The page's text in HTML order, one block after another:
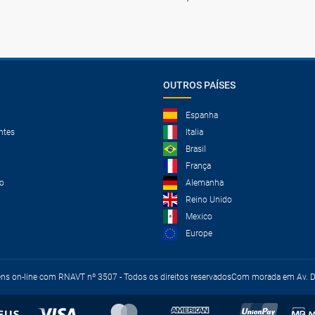
OUTROS PAÍSES
Espanha
Italia
Brasil
França
Alemanha
Reino Unido
Mexico
Europe
on-line com RNAVT nº 3507 - Todos os direitos reservadosCom morada em Av.